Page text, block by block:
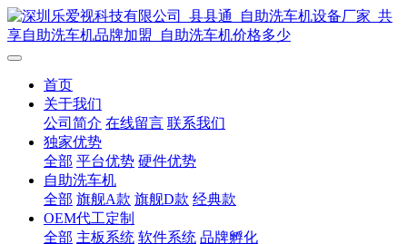
首页
关于我们
公司简介 在线留言 联系我们
独家优势
全部 平台优势 硬件优势
自助洗车机
全部 旗舰A款 旗舰D款 经典款
OEM代工定制
全部 主板系统 软件系统 品牌孵化